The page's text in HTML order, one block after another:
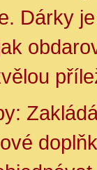
Dárky